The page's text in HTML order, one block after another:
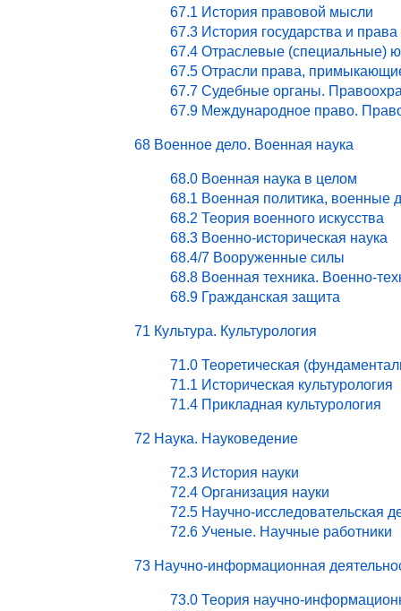
67.1 История правовой мысли
67.3 История государства и права
67.4 Отраслевые (специальные)
67.5 Отрасли права,
67.7 Судебные органы.
67.9 Международное право.
68 Военное дело. Военная наука
68.0 Военная наука в целом
68.1 Военная политика, военные
68.2 Теория военного искусства
68.3 Военно-историческая наука
68.4/7 Вооруженные силы
68.8 Военная техника. Военно-
68.9 Гражданская защита
71 Культура. Культурология
71.0 Теоретическая
71.1 Историческая культурология
71.4 Прикладная культурология
72 Наука. Науковедение
72.3 История науки
72.4 Организация науки
72.5 Научно-исследовательская
72.6 Ученые. Научные работники
73 Научно-информационная
73.0 Теория научно-